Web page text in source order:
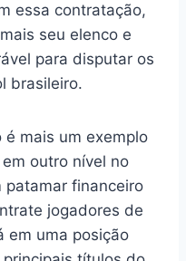
essa contratação,
seu elenco e
para disputar os
brasileiro.
mais um exemplo
outro nível no
patamar financeiro
jogadores de
em uma posição